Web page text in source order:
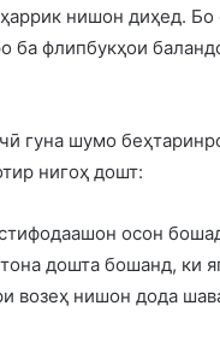
нишон диҳед.
ба флипбукҳои
гуна шумо
нигоҳ дошт:
осон
дошта бошанд, ки
возеҳ нишон дода